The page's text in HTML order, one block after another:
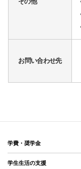
お問い合わせ先
学費・奨学金
学生生活の支援